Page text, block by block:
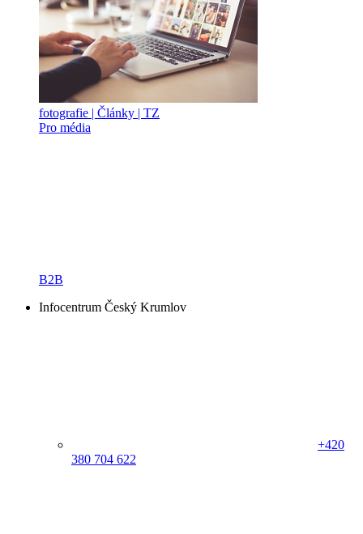
fotografie | Články | TZ
Pro média
B2B
Infocentrum Český Krumlov
+420
380 704 622